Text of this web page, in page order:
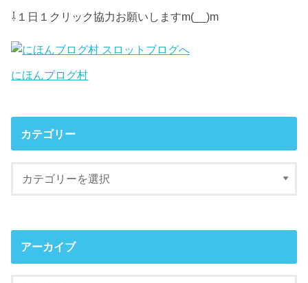
⇩１日１クリック協力お願いしますm(__)m
にほんブログ村
カテゴリー
アーカイブ